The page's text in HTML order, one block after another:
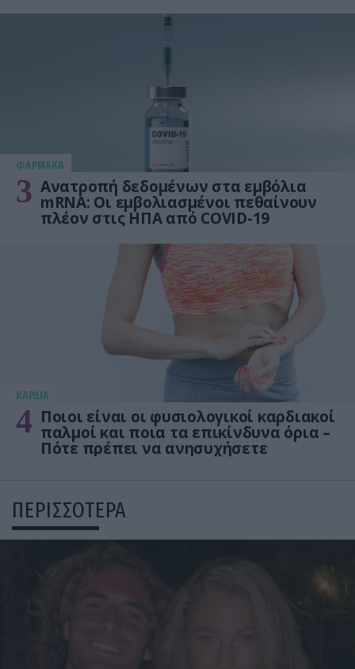
ΦΑΡΜΑΚΑ
3 Ανατροπή δεδομένων στα εμβόλια
mRNA: Οι εμβολιασμένοι πεθαίνουν
πλέον στις ΗΠΑ από COVID-19
KΑΡΔΙΑ
4 Ποιοι είναι οι φυσιολογικοί καρδιακοί
παλμοί και ποια τα επικίνδυνα όρια –
Πότε πρέπει να ανησυχήσετε
ΠΕΡΙΣΣΟΤΕΡΑ